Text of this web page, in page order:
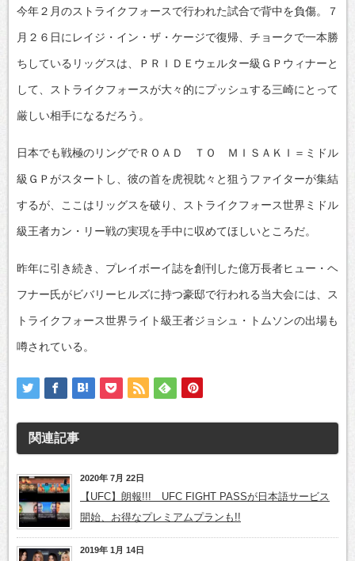
今年２月のストライクフォースで行われた試合で背中を負傷。７
月２６日にレイジ・イン・ザ・ケージで復帰、チョークで一本勝
ちしているリッグスは、ＰＲＩＤＥウェルター級ＧＰウィナーと
して、ストライクフォースが大々的にプッシュする三崎にとって
厳しい相手になるだろう。
日本でも戦極のリングでＲＯＡＤ ＴＯ ＭＩＳＡＫＩ＝ミドル
級ＧＰがスタートし、彼の首を虎視眈々と狙うファイターが集結
するが、ここはリッグスを破り、ストライクフォース世界ミドル
級王者カン・リー戦の実現を手中に収めてほしいところだ。
昨年に引き続き、プレイボーイ誌を創刊した億万長者ヒュー・ヘ
フナー氏がビバリーヒルズに持つ豪邸で行われる当大会には、ス
トライクフォース世界ライト級王者ジョシュ・トムソンの出場も
噂されている。
関連記事
2020年 7月 22日
【UFC】朗報!!! UFC FIGHT PASSが日本語サービス
開始、お得なプレミアムプランも!!
2019年 1月 14日